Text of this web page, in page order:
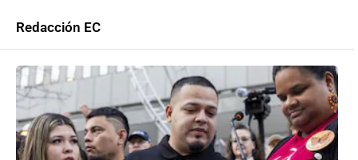
Redacción EC